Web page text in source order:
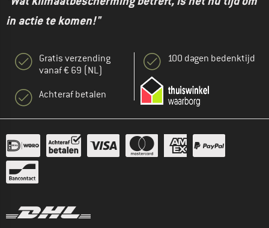
in actie te komen!"
Gratis verzending
vanaf € 69 (NL)
Achteraf betalen
100 dagen bedenktijd